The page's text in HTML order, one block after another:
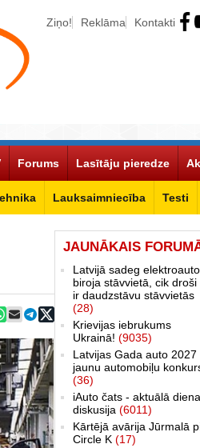
Ziņo! Reklāma Kontakti
Lauksaimniecība Testi
Forums Lasītāju pieredze
JAUNĀKAIS
Latvijā sadeg elektroauto
biroja stāvvietā, cik droši
ir daudzstāvu stāvvietās
(28)
Krievijas iebrukums
Ukrainā! (9035)
Latvijas Gada auto 2027
jaunu automobiļu
(36)
iAuto čats - aktuālā
diskusija (6011)
Kārtējā avārija Jūrmalā
Circle K (17)